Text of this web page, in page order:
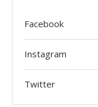
Facebook
Instagram
Twitter